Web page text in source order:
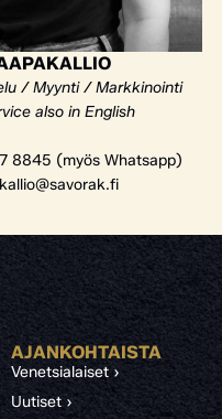
/ Myynti / Markkinointi
also in English
8845 (myös Whatsapp)
AJANKOHTAISTA
Venetsialaiset ›
Uutiset ›